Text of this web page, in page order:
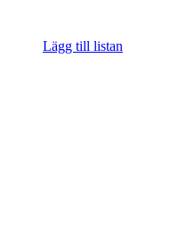
Lägg till listan